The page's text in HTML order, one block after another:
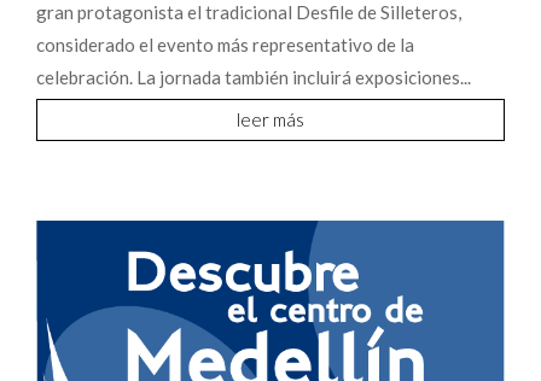
gran protagonista el tradicional Desfile de Silleteros,
considerado el evento más representativo de la
celebración. La jornada también incluirá exposiciones...
leer más